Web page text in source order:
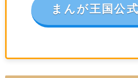
まんが王国公